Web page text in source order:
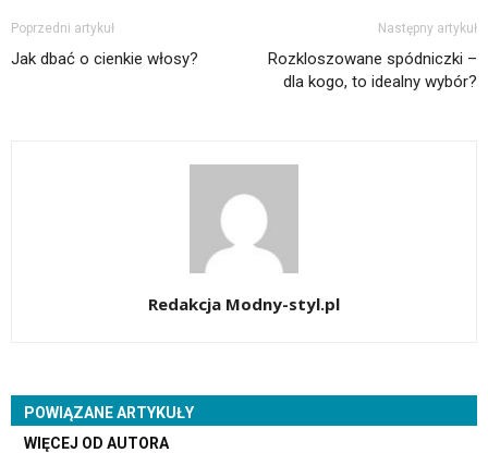
Poprzedni artykuł
Jak dbać o cienkie włosy?
Następny artykuł
Rozkloszowane spódniczki –
dla kogo, to idealny wybór?
Redakcja Modny-styl.pl
POWIĄZANE ARTYKUŁY
WIĘCEJ OD AUTORA